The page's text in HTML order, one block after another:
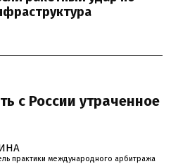
с России утраченное
практики международного арбитража